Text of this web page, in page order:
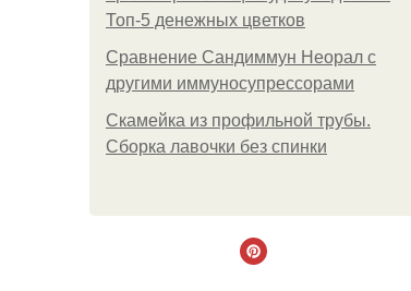
Топ-5 денежных цветков
Сравнение Сандиммун Неорал с
другими иммуносупрессорами
Скамейка из профильной трубы.
Сборка лавочки без спинки